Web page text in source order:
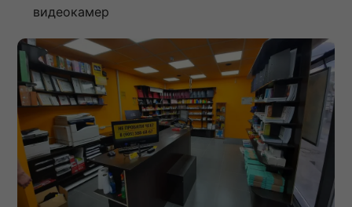
видеокамер